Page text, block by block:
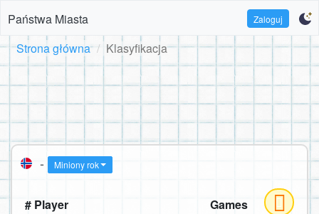
Państwa Miasta Zaloguj
Strona główna Klasyfikacja
- Miniony rok
# Player
Games